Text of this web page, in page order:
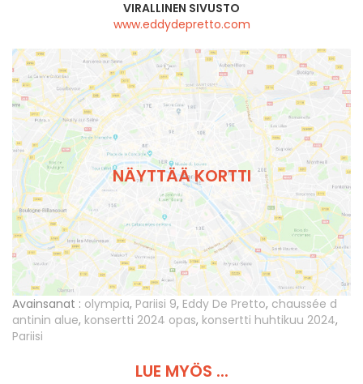
VIRALLINEN SIVUSTO
www.eddydepretto.com
NÄYTTÄÄ KORTTI
Avainsanat : olympia, Pariisi 9, Eddy De Pretto, chaussée d
antinin alue, konsertti 2024 opas, konsertti huhtikuu 2024,
Pariisi
LUE MYÖS ...